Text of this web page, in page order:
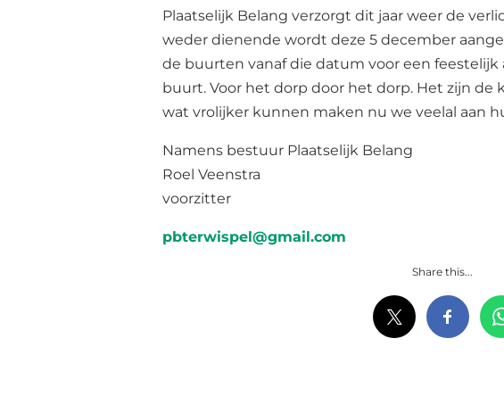
Plaatselijk Belang verzorgt dit jaar weer de
weder dienende wordt deze 5 december
de buurten vanaf die datum voor een
buurt. Voor het dorp door het dorp. Het zijn de
wat vrolijker kunnen maken nu we veelal aan
Namens bestuur Plaatselijk Belang
Roel Veenstra
voorzitter
pbterwispel@gmail.com
Share this...